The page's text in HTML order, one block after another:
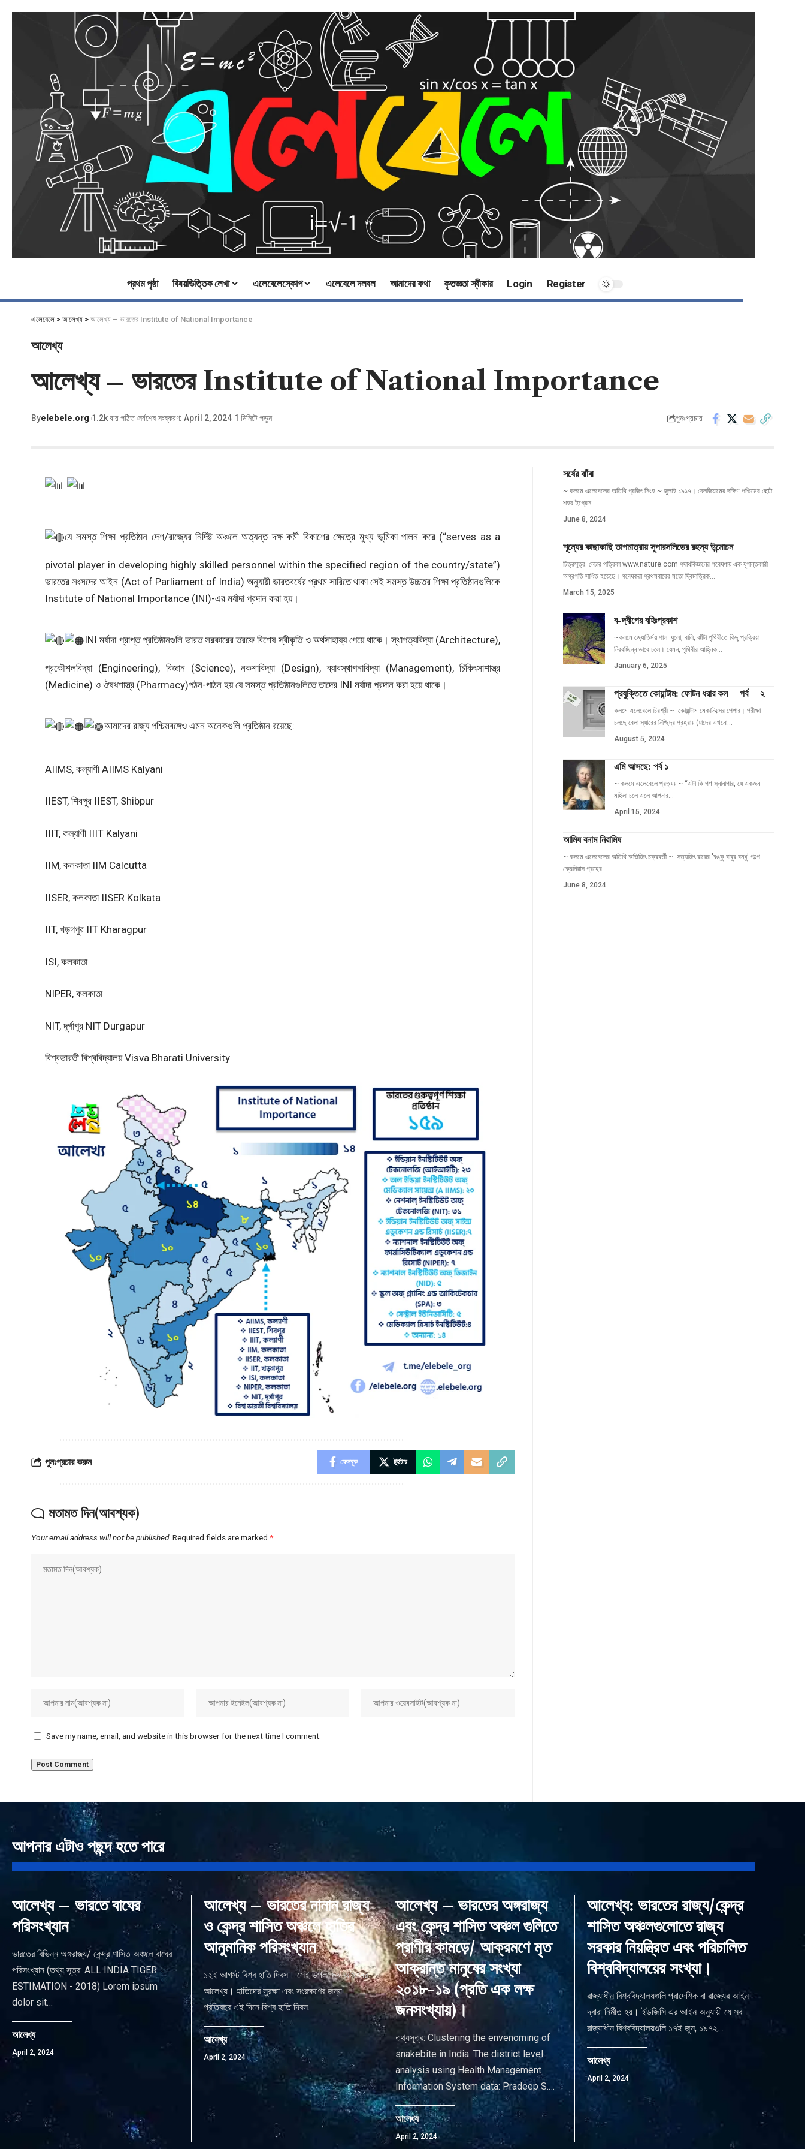
প্রথম পৃষ্ঠা বিষয়ভিত্তিক লেখা এলেবেলেস্কোপ এলেবেলে দলবল আমাদের কথা কৃতজ্ঞতা স্বীকার Login Register
এলেবেলে > আলেখ্য > আলেখ্য – ভারতের Institute of National Importance
আলেখ্য
আলেখ্য – ভারতের Institute of National Importance
Byelebele.org 1.2k বার পঠিত সর্বশেষ সংষ্করণ: April 2, 2024 1 মিনিটে পড়ুন পুনঃপ্রচার
যে সমস্ত শিক্ষা প্রতিষ্ঠান দেশ/রাজ্যের নির্দিষ্ট অঞ্চলে অত্যন্ত দক্ষ কর্মী বিকাশের ক্ষেত্রে মুখ্য ভূমিকা পালন করে (“serves as a
pivotal player in developing highly skilled personnel within the specified region of the country/state”)
ভারতের সংসদের আইন (Act of Parliament of India) অনুযায়ী ভারতবর্ষের প্রথম সারিতে থাকা সেই সমস্ত উচ্চতর শিক্ষা প্রতিষ্ঠানগুলিকে
Institute of National Importance (INI)-এর মর্যাদা প্রদান করা হয়।
INI মর্যাদা প্রাপ্ত প্রতিষ্ঠানগুলি ভারত সরকারের তরফে বিশেষ স্বীকৃতি ও অর্থসাহায্য পেয়ে থাকে। স্থাপত্যবিদ্যা (Architecture),
প্রকৌশলবিদ্যা (Engineering), বিজ্ঞান (Science), নকশাবিদ্যা (Design), ব্যাবস্থাপনাবিদ্যা (Management), চিকিৎসাশাস্ত্র
(Medicine) ও ঔষধশাস্ত্র (Pharmacy)পঠন-পাঠন হয় যে সমস্ত প্রতিষ্ঠানগুলিতে তাদের INI মর্যাদা প্রদান করা হয়ে থাকে।
আমাদের রাজ্য পশ্চিমবঙ্গেও এমন অনেকগুলি প্রতিষ্ঠান রয়েছে:
AIIMS, কল্যাণী AIIMS Kalyani
IIEST, শিবপুর IIEST, Shibpur
IIIT, কল্যাণী IIIT Kalyani
IIM, কলকাতা IIM Calcutta
IISER, কলকাতা IISER Kolkata
IIT, খড়গপুর IIT Kharagpur
ISI, কলকাতা
NIPER, কলকাতা
NIT, দূর্গাপুর NIT Durgapur
বিশ্বভারতী বিশ্ববিদ্যালয় Visva Bharati University
পুনঃপ্রচার করুন ফেসবুক টুইটার
মতামত দিন(আবশ্যক)
Your email address will not be published. Required fields are marked *
Save my name, email, and website in this browser for the next time I comment.
সর্ষের ঝাঁঝ
~ কলমে এলেবেলের অতিথি প্রজিৎ সিংহ ~ জুলাই ১৯১৭। বেলজিয়ামের দক্ষিণ পশ্চিমের ছোট্ট
শহর ইপ্রেস…
June 8, 2024
শূন্যের কাছাকাছি তাপমাত্রায় সুপারসলিডের রহস্য উন্মোচন
চিত্রসূত্র: নেচার পত্রিকা www.nature.com পদার্থবিজ্ঞানের গবেষণায় এক যুগান্তকারী
অগ্রগতি সাধিত হয়েছে। গবেষকরা প্রথমবারের মতো দ্বিমাত্রিক…
March 15, 2025
ব-দ্বীপের বহিঃপ্রকাশ
~কলমে জ্যোতির্ময় পাল ধুলো, বালি, ঝাঁটা পৃথিবীতে কিছু প্রক্রিয়া
নিরবচ্ছিন্ন ভাবে চলে। যেমন, পৃথিবীর আহ্নিক…
January 6, 2025
প্রযুক্তিতে কোয়ান্টাম: ফোটন ধরার কল – পর্ব – ২
কলমে এলেবেলে চিরশ্রী ~ কোয়ান্টাম মেকানিক্সের পেপার। পরীক্ষা
চলছে বেলা স্যারের নিশ্ছিদ্র প্রহরায় (যাদের এখনো…
August 5, 2024
এমি আসছে: পর্ব ১
~ কলমে এলেবেলে প্রত্যয় ~ “এটা কি গণ স্নানাগার, যে একজন
মহিলা চলে এলে আপনার…
April 15, 2024
আমিষ বনাম নিরামিষ
~ কলমে এলেবেলের অতিথি অভিজিৎ চক্রবর্তী ~ সত্যজিৎ রায়ের 'বঙ্কু বাবুর বন্ধু' গল্পে
ক্রেনিয়াস গ্রহের…
June 8, 2024
আপনার এটাও পছন্দ হতে পারে
আলেখ্য – ভারতে বাঘের
পরিসংখ্যান
ভারতের বিভিন্ন অঙ্গরাজ্য/ কেন্দ্র শাসিত অঞ্চলে বাঘের
পরিসংখ্যান (তথ্য সূত্র: ALL INDIA TIGER
ESTIMATION - 2018) Lorem ipsum
dolor sit…
আলেখ্য
April 2, 2024
আলেখ্য – ভারতের নানান রাজ্য
ও কেন্দ্র শাসিত অঞ্চলে হাতির
আনুমানিক পরিসংখ্যান
১২ই আগস্ট বিশ্ব হাতি দিবস। সেই উপলক্ষ্যে আমাদের
আলেখ্য। হাতিদের সুরক্ষা এবং সংরক্ষণের জন্য
প্রতিবছর এই দিনে বিশ্ব হাতি দিবস…
আলেখ্য
April 2, 2024
আলেখ্য – ভারতের অঙ্গরাজ্য
এবং কেন্দ্র শাসিত অঞ্চল গুলিতে
প্রাণীর কামড়ে/ আক্রমণে মৃত
আক্রান্ত মানুষের সংখ্যা
২০১৮-১৯ (প্রতি এক লক্ষ
জনসংখ্যায়)।
তথ্যসূত্র: Clustering the envenoming of
snakebite in India: The district level
analysis using Health Management
Information System data: Pradeep S.…
আলেখ্য
April 2, 2024
আলেখ্য: ভারতের রাজ্য/কেন্দ্র
শাসিত অঞ্চলগুলোতে রাজ্য
সরকার নিয়ন্ত্রিত এবং পরিচালিত
বিশ্ববিদ্যালয়ের সংখ্যা।
রাজ্যাধীন বিশ্ববিদ্যালয়গুলি প্রাদেশিক বা রাজ্যের আইন
দ্বারা নির্মীত হয়। ইউজিসি এর আইন অনুযায়ী যে সব
রাজ্যাধীন বিশ্ববিদ্যালয়গুলি ১৭ই জুন, ১৯৭২…
আলেখ্য
April 2, 2024